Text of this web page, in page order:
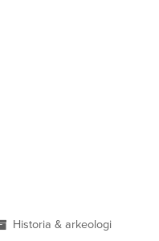
Historia & arkeologi